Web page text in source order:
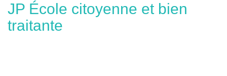
JP École citoyenne et bien
traitante